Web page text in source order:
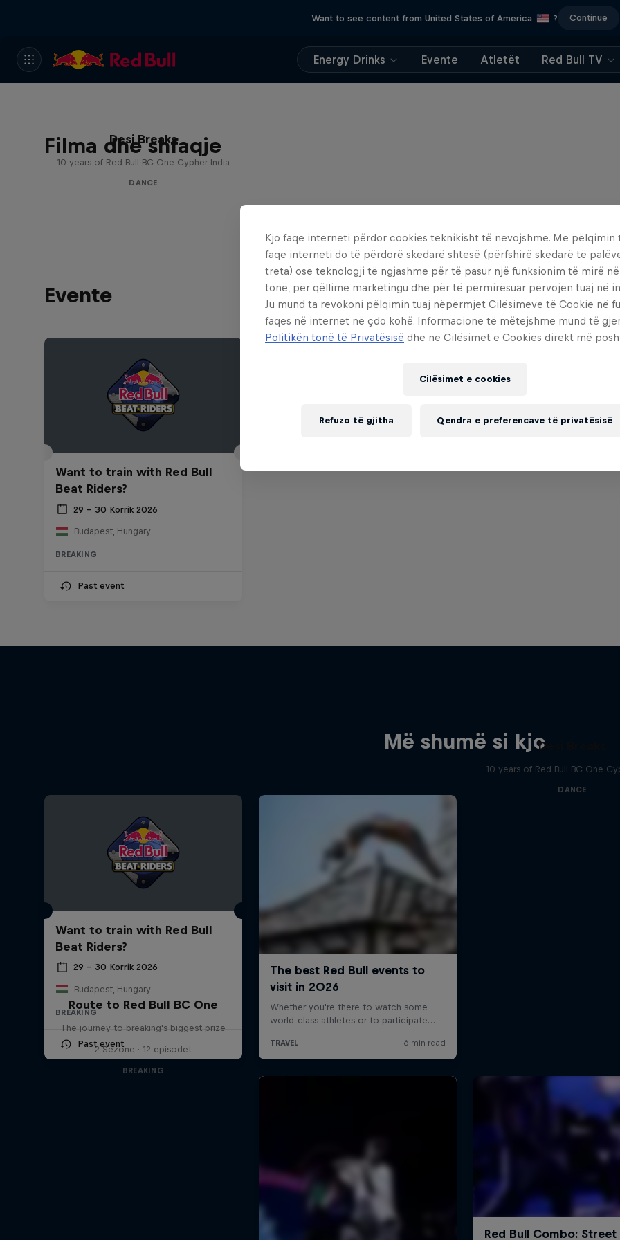
Want to see content from United States of America ? Continue
Energy Drinks Evente Atletët Red Bull TV
Filma dhe shfaqje
Desi Breaks
10 years of Red Bull BC One Cypher India
DANCE
Evente
Want to train with Red Bull
Beat Riders?
29 – 30 Korrik 2026
Budapest, Hungary
BREAKING
Past event
Më shumë si kjo
Want to train with Red Bull
Beat Riders?
29 – 30 Korrik 2026
Budapest, Hungary
BREAKING
Past event
Desi Breaks
10 years of Red Bull BC One
DANCE
Route to Red Bull BC One
The journey to breaking's biggest prize
2 Sezone · 12 episodet
BREAKING
Kjo faqe interneti përdor cookies teknikisht të nevojshme. Me pëlqimin
faqe interneti do të përdorë skedarë shtesë (përfshirë skedarë të
treta) ose teknologji të ngjashme për të pasur një funksionim të mirë
tonë, për qëllime marketingu dhe për të përmirësuar përvojën tuaj në
Ju mund ta revokoni pëlqimin tuaj nëpërmjet Cilësimeve të Cookie në
faqes në internet në çdo kohë. Informacione të mëtejshme mund të
Politikën tonë të Privatësisë dhe në Cilësimet e Cookies direkt më
Cilësimet e cookies
Refuzo të gjitha Qendra e preferencave të privatësisë